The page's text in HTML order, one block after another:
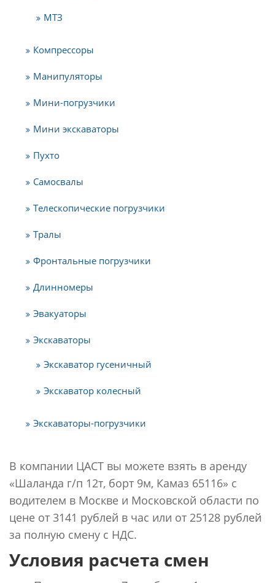
МТЗ
Компрессоры
Манипуляторы
Мини-погрузчики
Мини экскаваторы
Пухто
Самосвалы
Телескопические погрузчики
Тралы
Фронтальные погрузчики
Длинномеры
Эвакуаторы
Экскаваторы
Экскаватор гусеничный
Экскаватор колесный
Экскаваторы-погрузчики
В компании ЦАСТ вы можете взять в аренду
«Шаланда г/п 12т, борт 9м, Камаз 65116» с
водителем в Москве и Московской области по
цене от 3141 рублей в час или от 25128 рублей
за полную смену с НДС.
Условия расчета смен